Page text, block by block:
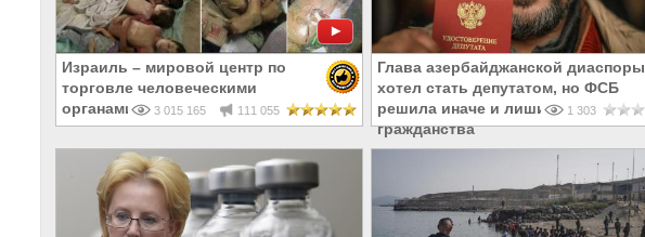
Израиль – мировой центр по
торговле человеческими
органами
3 015 165 111 055
Глава азербайджанской диаспоры
хотел стать депутатом, но ФСБ
решила иначе и лишила его
гражданства
1 303